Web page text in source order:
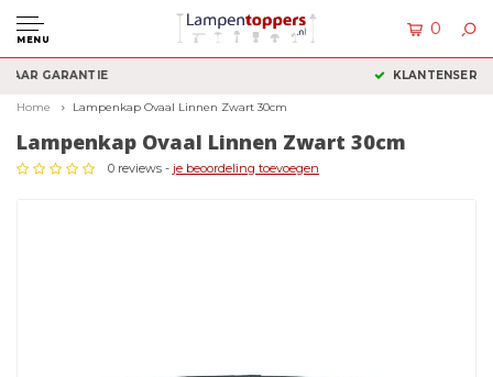
MENU
0
KLANTENSERVICE: +31 (0)36 2340050
Home Lampenkap Ovaal Linnen Zwart 30cm
Lampenkap Ovaal Linnen Zwart 30cm
0 reviews - je beoordeling toevoegen